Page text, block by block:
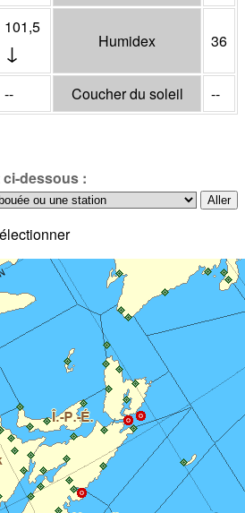
101,5
↓ Humidex 36
-- Coucher du soleil --
dessous :